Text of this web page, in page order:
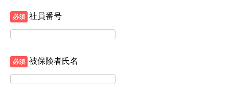
ことはありません。（株）赤ちゃんとママ社における個
人情報の取り扱いについては（株）赤ちゃんとママ社
必須 社員番号
必須 被保険者氏名